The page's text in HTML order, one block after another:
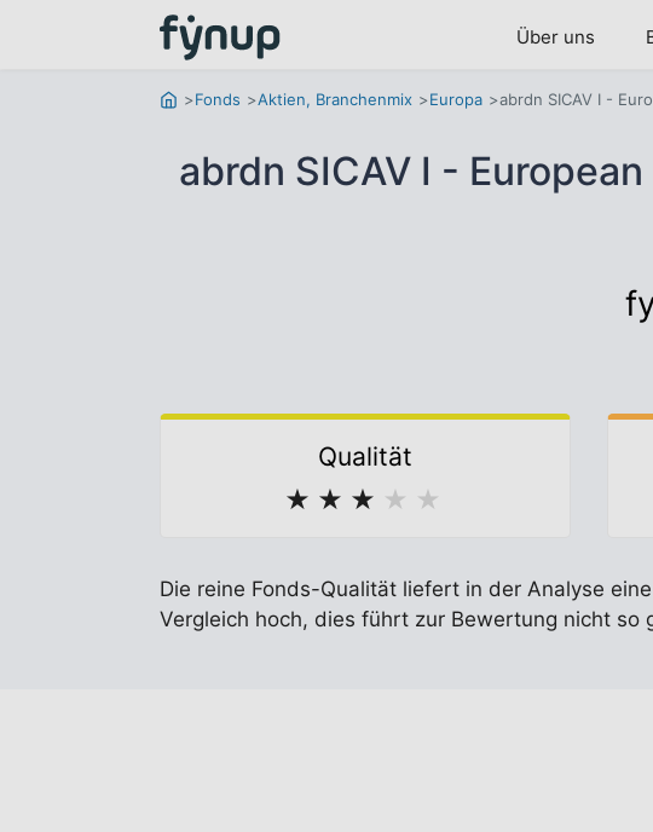
Über uns
Fonds Aktien, Branchenmix Europa abrdn SICAV I -
abrdn SICAV I -
Qualität
★ ★ ★ ★ ★
Die reine Fonds-Qualität liefert in der Analyse
Vergleich hoch, dies führt zur Bewertung nicht so